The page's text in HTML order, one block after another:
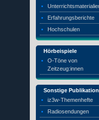
Erfahrungsberichte
Hochschulen
Hörbeispiele
O-Töne von
Zeitzeug:innen
Sonstige
iz3w-Themenhefte
Radiosendungen